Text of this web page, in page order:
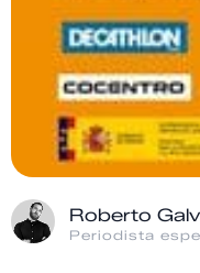
Roberto
Periodista